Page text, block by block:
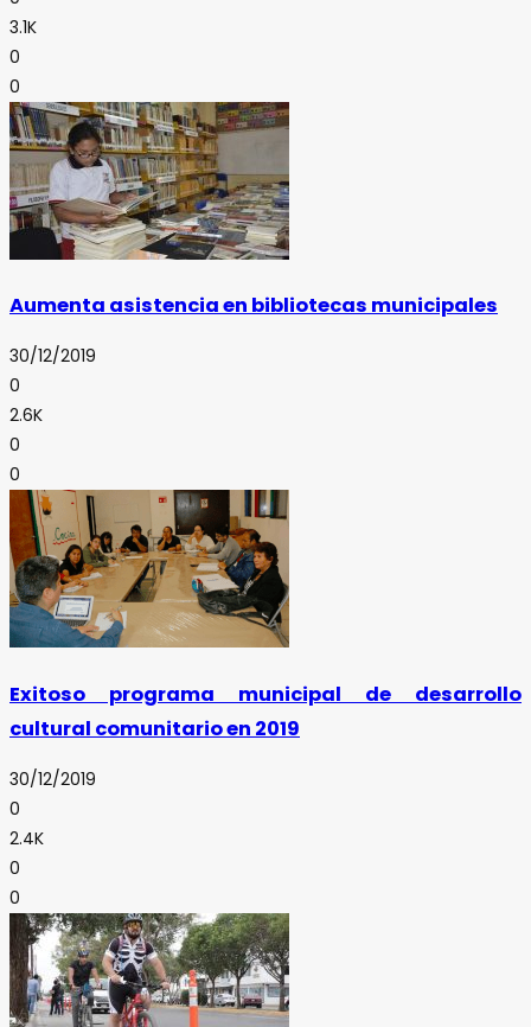
3.1K
0
0
Aumenta asistencia en bibliotecas municipales
30/12/2019
0
2.6K
0
0
Exitoso programa municipal de desarrollo
cultural comunitario en 2019
30/12/2019
0
2.4K
0
0